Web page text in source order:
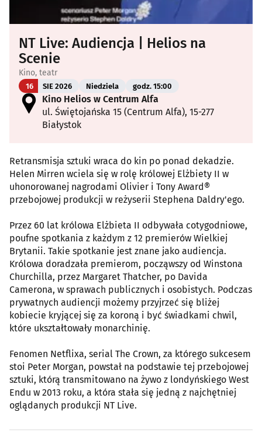
NT Live: Audiencja | Helios na
Scenie
Kino, teatr
16 SIE 2026 Niedziela godz. 15:00
Kino Helios w Centrum Alfa
ul. Świętojańska 15 (Centrum Alfa), 15-277
Białystok
Retransmisja sztuki wraca do kin po ponad dekadzie.
Helen Mirren wciela się w rolę królowej Elżbiety II w
uhonorowanej nagrodami Olivier i Tony Award®
przebojowej produkcji w reżyserii Stephena Daldry'ego.
Przez 60 lat królowa Elżbieta II odbywała cotygodniowe,
poufne spotkania z każdym z 12 premierów Wielkiej
Brytanii. Takie spotkanie jest znane jako audiencja.
Królowa doradzała premierom, począwszy od Winstona
Churchilla, przez Margaret Thatcher, po Davida
Camerona, w sprawach publicznych i osobistych. Podczas
prywatnych audiencji możemy przyjrzeć się bliżej
kobiecie kryjącej się za koroną i być świadkami chwil,
które ukształtowały monarchinię.
Fenomen Netflixa, serial The Crown, za którego sukcesem
stoi Peter Morgan, powstał na podstawie tej przebojowej
sztuki, którą transmitowano na żywo z londyńskiego West
Endu w 2013 roku, a która stała się jedną z najchętniej
oglądanych produkcji NT Live.